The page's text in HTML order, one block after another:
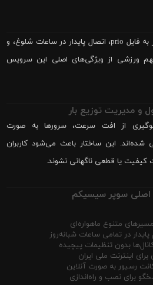
بازگشایی سریع کانال‌ها بدون نیاز به فایل prio، اتصال پایدار در ساعات شلوغ، و
ورزشی از ویژگی‌های اصلی این سرویس
و مدیریت توزیع بار
از افت سرعت، سرورها به صورت
این ساختار باعث می‌شود کاربران
کیفیت یا قطعی ناگهانی نشوند.
اصلی سوپر سیسیکم
متنوع ماهواره‌ای
در تمامی ساعات شبانه‌روز
بدون تنظیمات پیچیده
اینترنت ملی ایران
رسیور به صورت آنلاین
برای نصب و راه‌اندازی